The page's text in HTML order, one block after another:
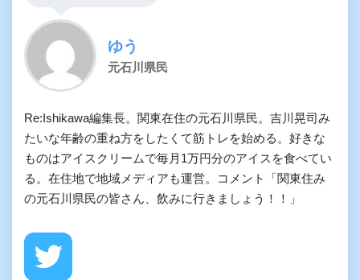
ゆう
元石川県民
Re:Ishikawa編集長。関東在住の元石川県民。吉川晃司み
たいな年齢の重ね方をしたくて筋トレを始める。好きな
ものはアイスクリームで毎月1万円分のアイスを食べてい
る。在住地で地域メディアも運営。コメント「関東住み
の元石川県民の皆さん、飲みに行きましょう！！」